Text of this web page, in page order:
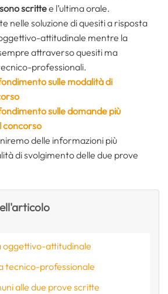
scrittee l’ultima orale.
nelle soluzione di quesiti a risposta
attitudinale mentre la
attraverso quesiti ma
professionali.
sulle modalità di
sulle domande più
concorso
delle informazioni più
di svolgimento delle due prove
oggettivo-attitudinale
tecnico-professionale
alle due prove scritte